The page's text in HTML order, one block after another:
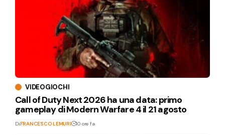
VIDEOGIOCHI
Call of Duty Next 2026 ha una data: primo
gameplay di Modern Warfare 4 il 21 agosto
DiFRANCESCO LEMURI 10 ore fa